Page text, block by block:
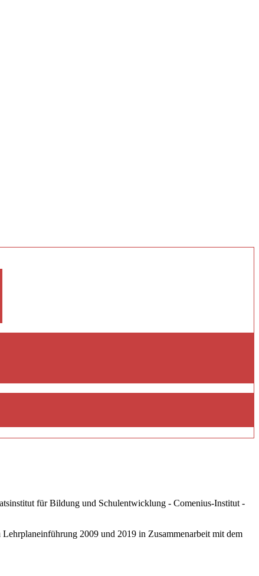
für Bildung und Schulentwicklung - Comenius-Institut -
2009 und 2019 in Zusammenarbeit mit dem